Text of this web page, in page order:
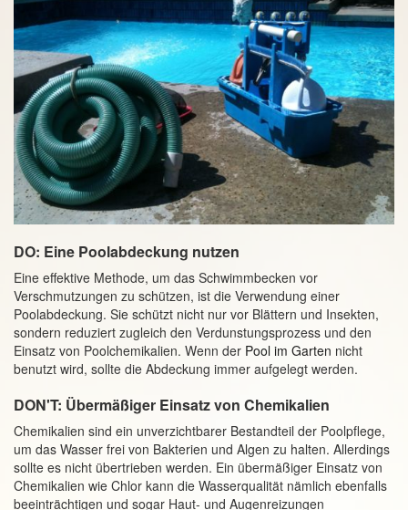
DO: Eine Poolabdeckung nutzen
Eine effektive Methode, um das Schwimmbecken vor
Verschmutzungen zu schützen, ist die Verwendung einer
Poolabdeckung. Sie schützt nicht nur vor Blättern und Insekten,
sondern reduziert zugleich den Verdunstungsprozess und den
Einsatz von Poolchemikalien. Wenn der Pool im Garten nicht
benutzt wird, sollte die Abdeckung immer aufgelegt werden.
DON'T: Übermäßiger Einsatz von Chemikalien
Chemikalien sind ein unverzichtbarer Bestandteil der Poolpflege,
um das Wasser frei von Bakterien und Algen zu halten. Allerdings
sollte es nicht übertrieben werden. Ein übermäßiger Einsatz von
Chemikalien wie Chlor kann die Wasserqualität nämlich ebenfalls
beeinträchtigen und sogar Haut- und Augenreizungen